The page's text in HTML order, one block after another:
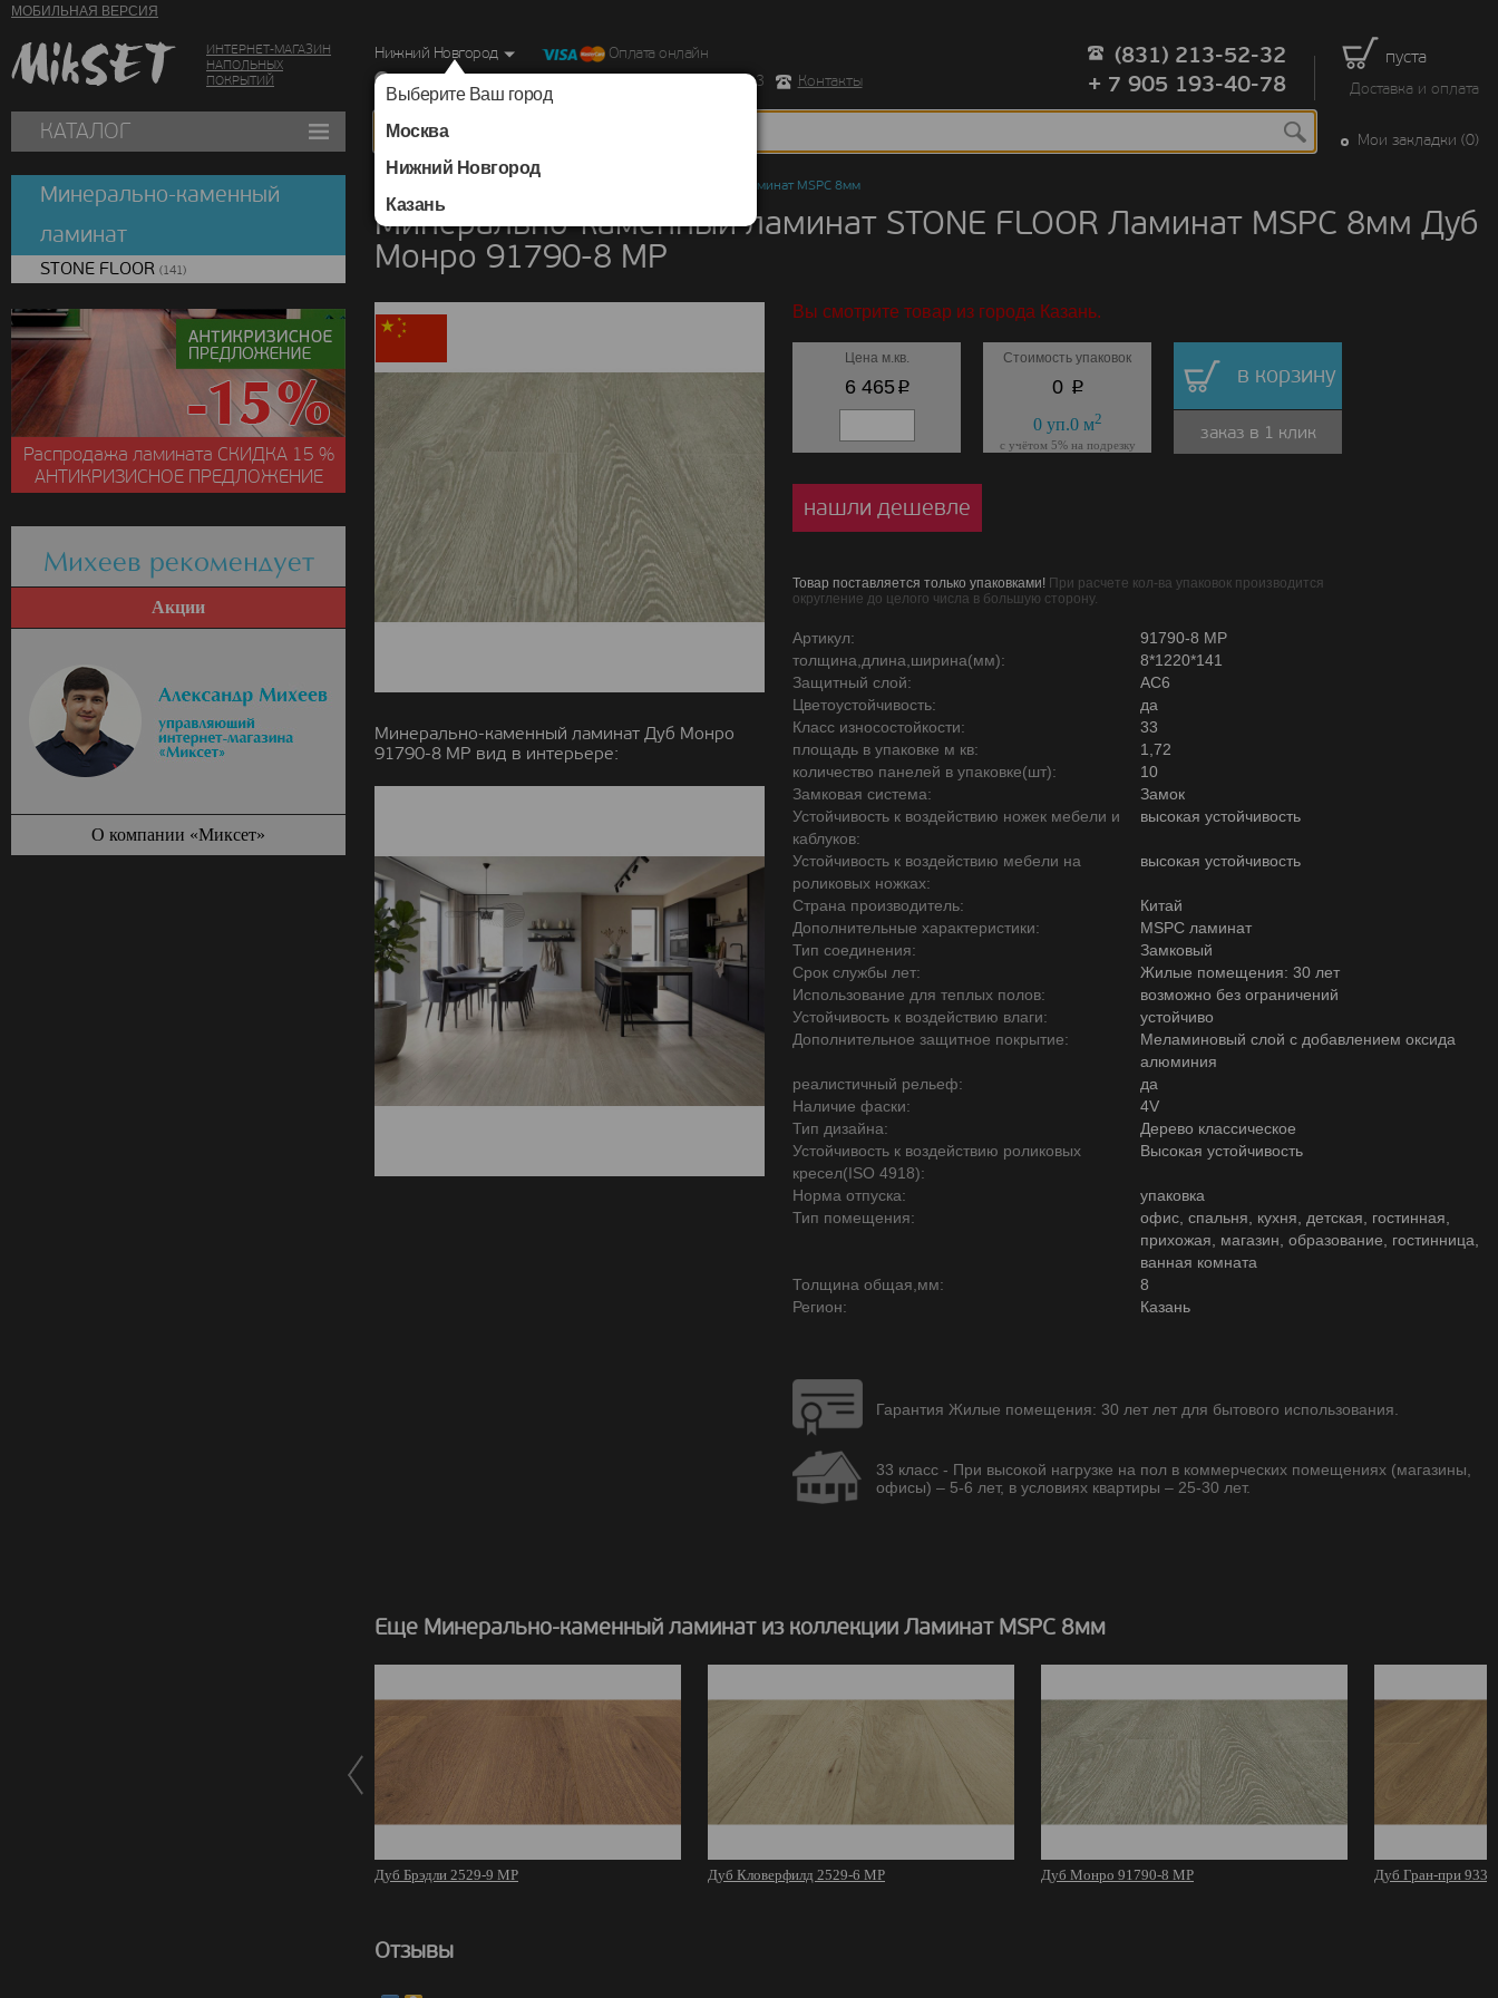
МОБИЛЬНАЯ ВЕРСИЯ
ИНТЕРНЕТ-МАГАЗИН
НАПОЛЬНЫХ
ПОКРЫТИЙ
пуста
Доставка и оплата
Нижний Новгород
Выберите Ваш город
Москва
Нижний Новгород
Казань
Оплата онлайн
г. Нижний Новгород, Ул. Республиканская д.43 корпус 3
Контакты
(831) 213-52-32
+ 7 905 193-40-78
КАТАЛОГ Мои закладки (0)
Ламинат MSPC 8мм
Минерально-каменный ламинат STONE FLOOR Ламинат MSPC 8мм Дуб
Монро 91790-8 MР
Минерально-каменный ламинат Дуб Монро
91790-8 MР вид в интерьере:
Вы смотрите товар из города Казань.
Цена м.кв.
6 465p
Стоимость упаковок
0 p
0уп.0м2
с учётом 5% на подрезку
в корзину
заказ в 1 клик
нашли дешевле
Товар поставляется только упаковками! При расчете кол-ва упаковок производится
округление до целого числа в большую сторону.
Артикул:
91790-8 MР
толщина,длина,ширина(мм):
8*1220*141
Защитный слой:
AC6
Цветоустойчивость:
да
Класс износостойкости:
33
площадь в упаковке м кв:
1,72
количество панелей в упаковке(шт):
10
Замковая система:
Замок
Устойчивость к воздействию ножек мебели и
каблуков:
высокая устойчивость
Устойчивость к воздействию мебели на
роликовых ножках:
высокая устойчивость
Страна производитель:
Китай
Дополнительные характеристики:
MSPC ламинат
Тип соединения:
Замковый
Срок службы лет:
Жилые помещения: 30 лет
Использование для теплых полов:
возможно без ограничений
Устойчивость к воздействию влаги:
устойчиво
Дополнительное защитное покрытие:
Меламиновый слой с добавлением оксида
алюминия
реалистичный рельеф:
да
Наличие фаски:
4V
Тип дизайна:
Дерево классическое
Устойчивость к воздействию роликовых
кресел(ISO 4918):
Высокая устойчивость
Норма отпуска:
упаковка
Тип помещения:
офис, спальня, кухня, детская, гостинная,
прихожая, магазин, образование, гостинница,
ванная комната
Толщина общая,мм:
8
Регион:
Казань
Гарантия Жилые помещения: 30 лет лет для бытового использования.
33 класс - При высокой нагрузке на пол в коммерческих помещениях (магазины,
офисы) – 5-6 лет, в условиях квартиры – 25-30 лет.
Еще Минерально-каменный ламинат из коллекции Ламинат MSPC 8мм
Дуб Брэдли 2529-9 MР Дуб Кловерфилд 2529-6 MР Дуб Монро 91790-8 MР Дуб Гран-при
Отзывы
Минерально-каменный
ламинат
STONE FLOOR (141)
Распродажа ламината СКИДКА15 %
АНТИКРИЗИСНОЕ ПРЕДЛОЖЕНИЕ
Михеев рекомендует
Акции
О компании «Миксет»